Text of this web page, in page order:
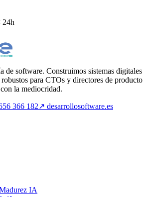
24h
de software. Construimos sistemas digitales
para CTOs y directores de producto
la mediocridad.
366 182↗ desarrollosoftware.es
IA